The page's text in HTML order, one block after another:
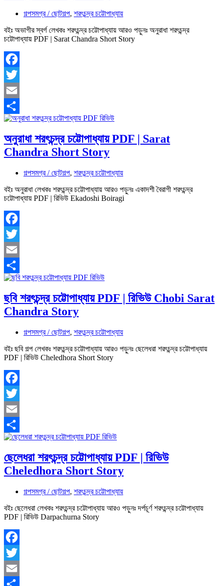
গল্পসমগ্র / ছোটগল্প, শরৎচন্দ্র চট্টোপাধ্যায়
বইঃ অভাগীর স্বর্গ লেখকঃ শরৎচন্দ্র চট্টোপাধ্যায় আরও পড়ুনঃ অনুরাধা শরৎচন্দ্র
চট্টোপাধ্যায় PDF | Sarat Chandra Short Story
Facebook
Twitter
Email
Share
অনুরাধা শরৎচন্দ্র চট্টোপাধ্যায় PDF | Sarat
Chandra Short Story
গল্পসমগ্র / ছোটগল্প, শরৎচন্দ্র চট্টোপাধ্যায়
বইঃ অনুরাধা লেখকঃ শরৎচন্দ্র চট্টোপাধ্যায় আরও পড়ুনঃ একাদশী বৈরাগী শরৎচন্দ্র
চট্টোপাধ্যায় PDF | রিভিউ Ekadoshi Boiragi
Facebook
Twitter
Email
Share
ছবি শরৎচন্দ্র চট্টোপাধ্যায় PDF | রিভিউ Chobi Sarat
Chandra Story
গল্পসমগ্র / ছোটগল্প, শরৎচন্দ্র চট্টোপাধ্যায়
বইঃ ছবি গল্প লেখকঃ শরৎচন্দ্র চট্টোপাধ্যায় আরও পড়ুনঃ ছেলেধরা শরৎচন্দ্র চট্টোপাধ্যায়
PDF | রিভিউ Cheledhora Short Story
Facebook
Twitter
Email
Share
ছেলেধরা শরৎচন্দ্র চট্টোপাধ্যায় PDF | রিভিউ
Cheledhora Short Story
গল্পসমগ্র / ছোটগল্প, শরৎচন্দ্র চট্টোপাধ্যায়
বইঃ ছেলেধরা লেখকঃ শরৎচন্দ্র চট্টোপাধ্যায় আরও পড়ুনঃ দর্পচূর্ণ শরৎচন্দ্র চট্টোপাধ্যায়
PDF | রিভিউ Darpachurna Story
Facebook
Twitter
Email